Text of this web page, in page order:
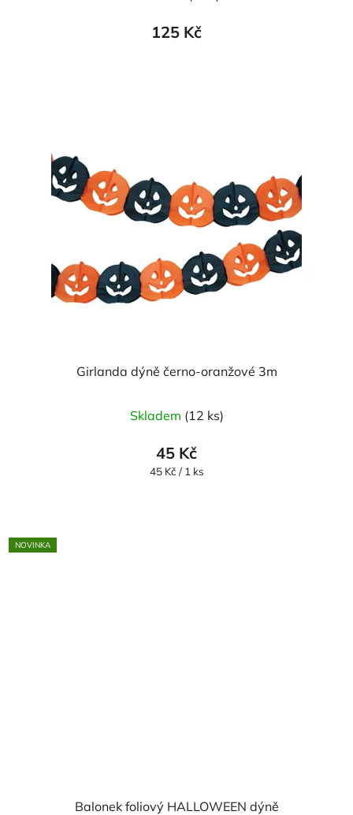
125 Kč
Girlanda dýně černo-oranžové 3m
Skladem (12 ks)
45 Kč
Měrná
45 Kč / 1 ks
NOVINKA
Balonek foliový HALLOWEEN dýně